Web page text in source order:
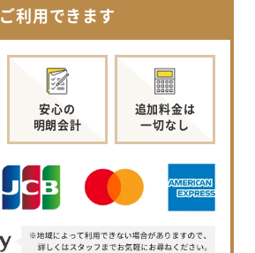
ご利用できます
安心の
明朗会計
追加料金は
一切なし